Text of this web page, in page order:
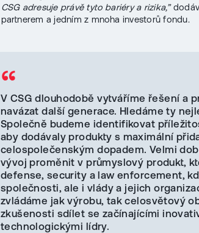
CSG adresuje právě tyto bariéry a rizika,”
partnerem a jedním z mnoha investorů fondu.
“
V CSG dlouhodobě vytváříme řešení a
navázat další generace. Hledáme ty
Společně budeme identifikovat
aby dodávaly produkty s maximální
celospolečenským dopadem. Velmi
vývoj proměnit v průmyslový produkt,
defense, security a law enforcement,
společnosti, ale i vlády a jejich
zvládáme jak výrobu, tak celosvětový
zkušenosti sdílet se začínajícími
technologickými lídry.